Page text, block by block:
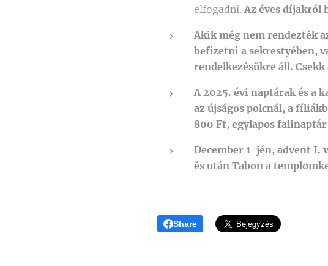
elfogadni.Az éves díjakról
Akik még nem rendezték
befizetni a sekrestyében,
rendelkezésükre áll.
A 2025. évi naptárak és a
az újságos polcnál, a
800 Ft, egylapos
December 1-jén, advent I.
és után Tabon a
Share